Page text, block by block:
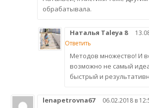
обрабатывала.
Наталья Taleya 8
Ответить
Методов множество! И
возможно не самый
быстрый и
lenapetrovna67 06.02.2018 в